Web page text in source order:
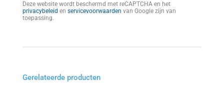
Deze website wordt beschermd met reCAPTCHA en het
privacybeleid en servicevoorwaarden van Google zijn van
toepassing.
Gerelateerde producten